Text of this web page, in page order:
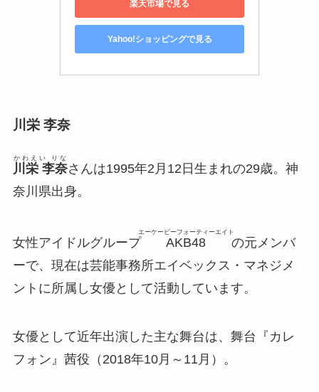
楽天市場で見る
Yahoo!ショッピングで見る
川栄 李奈
川栄 李奈
かわえい りな
さんは1995年2月12日生まれの29歳。神
奈川県出身。
女性アイドルグループ AKB48
エーケービーフォーティーエイト
の元メンバ
ーで、現在は芸能事務所エイベックス・マネジメ
ントに所属し女優として活動しています。
女優として近年出演した主な舞台は、舞台『カレ
フォン』茜役（2018年10月～11月）。